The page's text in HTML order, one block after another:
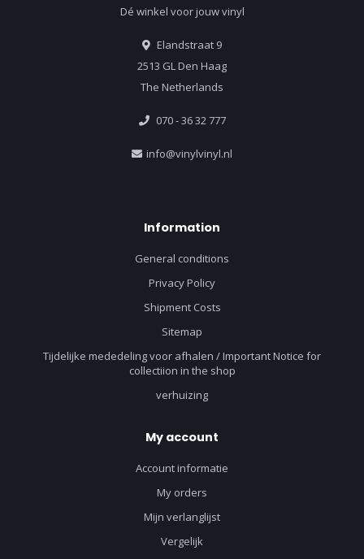
Dé winkel voor jouw vinyl
Elandstraat 9
2513 GL Den Haag
The Netherlands
070 - 36 32 777
info@vinylvinyl.nl
Information
General conditions
Privacy Policy
Shipment Costs
Sitemap
Tijdelijke mededeling voor afhalen / Important Notice for
collectiion in the shop
verhuizing
My account
Account informatie
My orders
Mijn verlanglijst
Vergelijk